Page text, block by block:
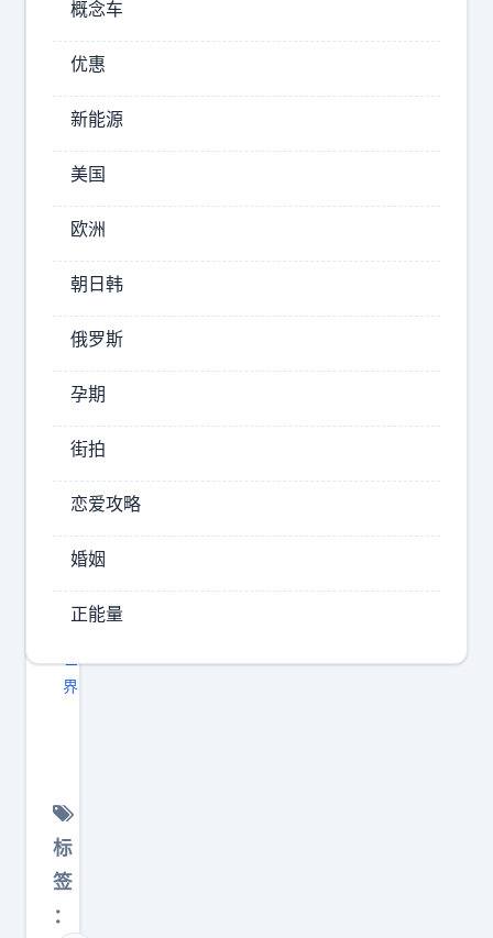
么
优
秀
教
，
么
育
人
2026-
06
夜
深
界
么
优
秀
教
标
签
：
概念车
优惠
新能源
美国
欧洲
朝日韩
俄罗斯
孕期
街拍
恋爱攻略
婚姻
正能量